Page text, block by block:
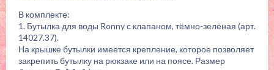
В комплекте:
1. Бутылка для воды Ronny с клапаном, тёмно-зелёная (арт.
14027.37).
На крышке бутылки имеется крепление, которое позволяет
закрепить бутылку на рюкзаке или на поясе. Размер